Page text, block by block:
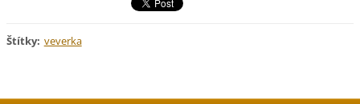
Štítky: veverka